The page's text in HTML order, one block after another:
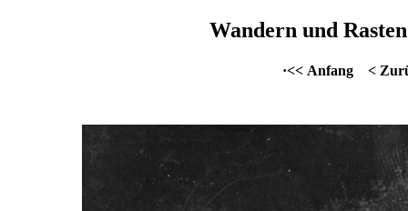
Wandern und
·<< Anfang <